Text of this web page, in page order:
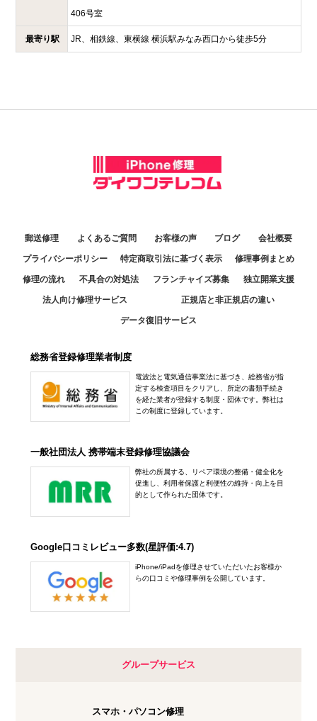
406号室
最寄り駅 JR、相鉄線、東横線 横浜駅みなみ西口から徒歩5分
郵送修理 よくあるご質問 お客様の声 ブログ 会社概要
プライバシーポリシー 特定商取引法に基づく表示 修理事例まとめ
修理の流れ 不具合の対処法 フランチャイズ募集 独立開業支援
法人向け修理サービス 正規店と非正規店の違い
データ復旧サービス
総務省登録修理業者制度
電波法と電気通信事業法に基づき、総務省が指
定する検査項目をクリアし、所定の書類手続き
を経た業者が登録する制度・団体です。弊社は
この制度に登録しています。
一般社団法人 携帯端末登録修理協議会
弊社の所属する、リペア環境の整備・健全化を
促進し、利用者保護と利便性の維持・向上を目
的として作られた団体です。
Google口コミレビュー多数(星評価:4.7)
iPhone/iPadを修理させていただいたお客様か
らの口コミや修理事例を公開しています。
グループサービス
スマホ・パソコン修理